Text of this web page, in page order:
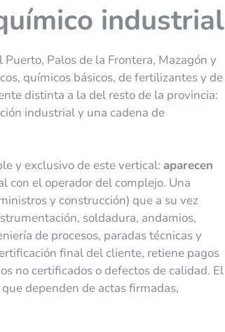
industrial
Palos de la Frontera, Mazagón y
químicos básicos, de fertilizantes y de
distinta a la del resto de la provincia:
industrial y una cadena de
y exclusivo de este vertical: aparecen
con el operador del complejo. Una
y construcción) que a su vez
soldadura, andamios,
de procesos, paradas técnicas y
final del cliente, retiene pagos
no certificados o defectos de calidad. El
dependen de actas firmadas,